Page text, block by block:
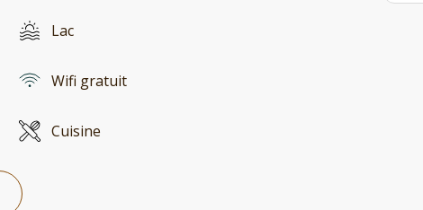
Lac
Wifi gratuit
Cuisine